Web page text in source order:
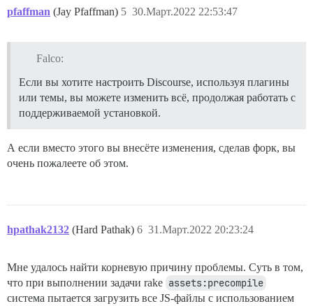
        <div class="emoji-picker-emoji-info">
          {{#if hoveredEmoji}}
        </div>
        <div class="emoji-picker-diversity-picker">
{{#each diversityScales as |diversityScale
            {{d-button
              icon=diversityScale.icon
              title=diversityScale.title
action=(action "onDiversitySelection"
            }}
  </div>
<div role="button" class="emoji-picker-modal-
  {{/if}}
{{/if}}
pfaffman (Jay Pfaffman) 30.Март.2022 22:53:47
5
Falco:
Если вы хотите настроить Discourse, используя плагины
или темы, вы можете изменить всё, продолжая работать с
поддерживаемой установкой.
А если вместо этого вы внесёте изменения, сделав форк, вы
очень пожалеете об этом.
hpathak2132 (Hard Pathak) 31.Март.2022 20:23:24
6
Мне удалось найти корневую причину проблемы. Суть в том,
что при выполнении задачи rake assets:precompile
система пытается загрузить все JS-файлы с использованием